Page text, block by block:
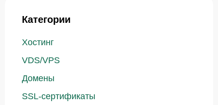
Категории
Хостинг
VDS/VPS
Домены
SSL-сертификаты